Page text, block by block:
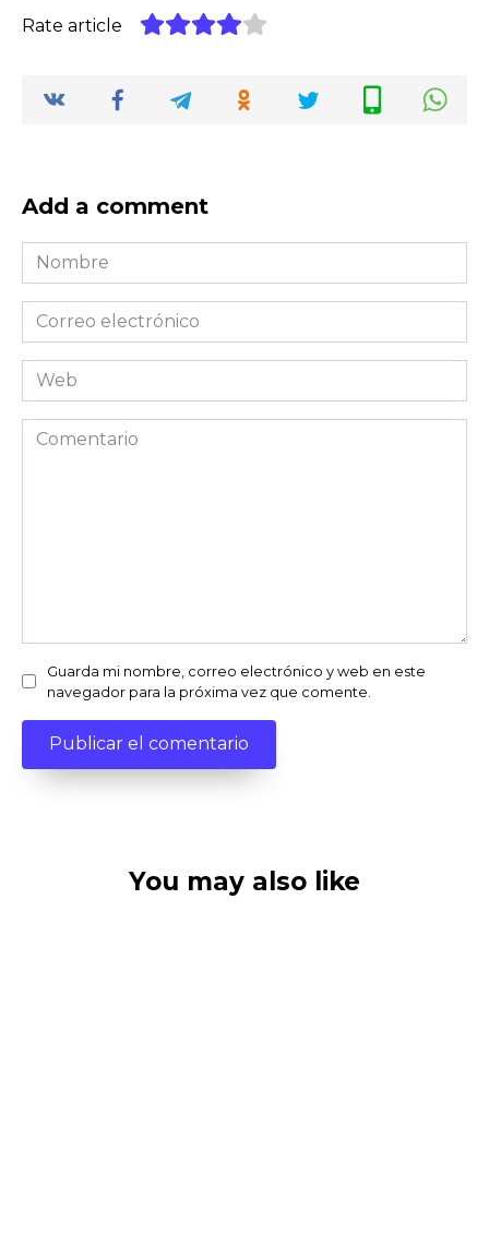
Rate article
Add a comment
Nombre
*
Correo
electrónico
*Web
Comentario
Guarda mi nombre, correo electrónico y web en este
navegador para la próxima vez que comente.
You may also like